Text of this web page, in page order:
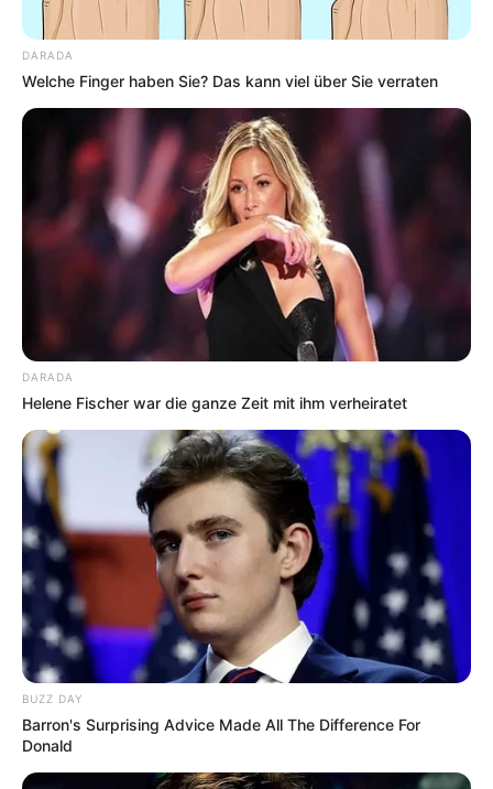
DARADA
Welche Finger haben Sie? Das kann viel über Sie verraten
DARADA
Helene Fischer war die ganze Zeit mit ihm verheiratet
BUZZ DAY
Barron's Surprising Advice Made All The Difference For
Donald